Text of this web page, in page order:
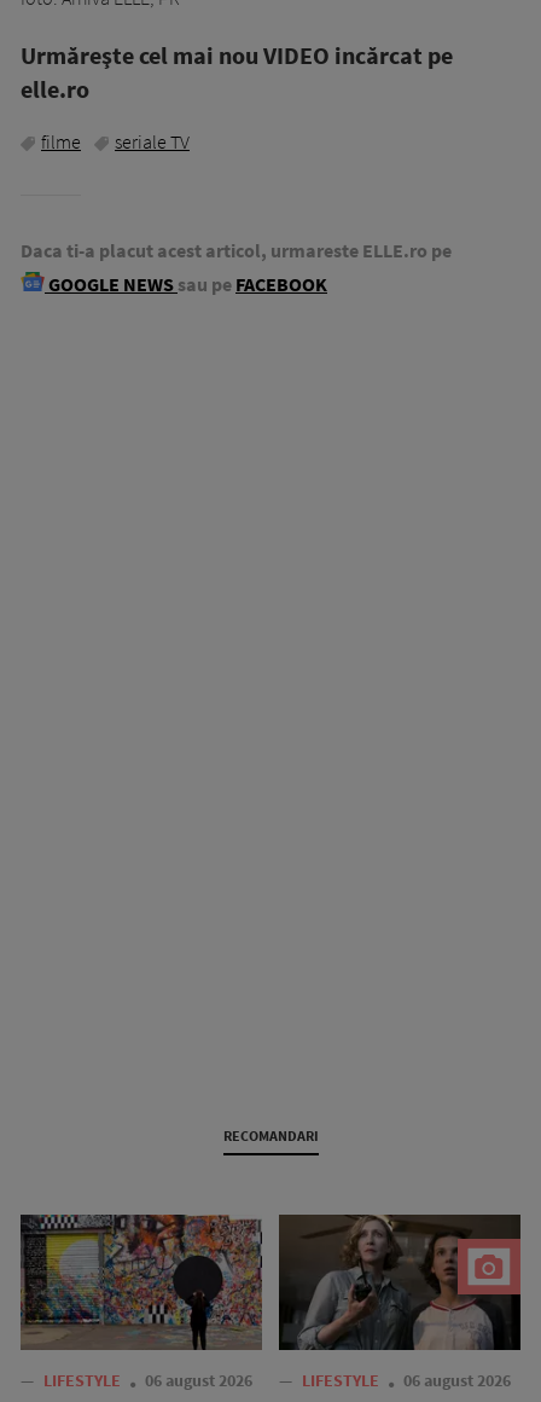
Urmăreşte cel mai nou VIDEO incărcat pe
elle.ro
filme seriale TV
Daca ti-a placut acest articol, urmareste ELLE.ro pe
GOOGLE NEWS sau pe FACEBOOK
RECOMANDARI
— LIFESTYLE 06 august 2026 — LIFESTYLE 06 august 2026